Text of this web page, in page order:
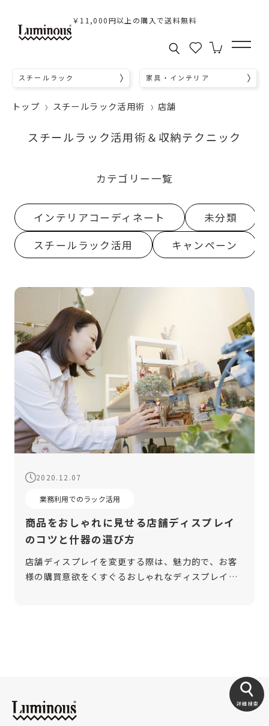
￥11,000円以上の購入で送料無料
スチールラック 家具・インテリア
トップ スチールラック活用術 店舗
スチールラック活用術＆収納テクニック
カテゴリー一覧
インテリアコーディネート
未分類
スチールラック活用
キャンペーン
2020.12.07
業務利用でのラック活用
商品をおしゃれに見せる店舗ディスプレイ
のコツと什器の選び方
店舗ディスプレイを変更する際は、魅力的で、お客
様の購買意欲をくすぐるおしゃれなディスプレイを
詳細検索